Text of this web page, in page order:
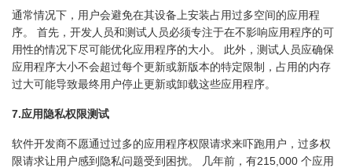
通常情况下，用户会避免在其设备上安装占用过多空间的应用程
序。 首先，开发人员和测试人员必须专注于在不影响应用程序的可
用性的情况下尽可能优化应用程序的大小。 此外，测试人员应确保
应用程序大小不会超过每个更新或新版本的特定限制，占用的内存
过大可能导致最终用户停止更新或卸载这些应用程序。
7.应用隐私权限测试
软件开发商不愿通过过多的应用程序权限请求来吓跑用户，过多权
限请求让用户感到隐私问题受到困扰。 几年前，有215,000 个应用